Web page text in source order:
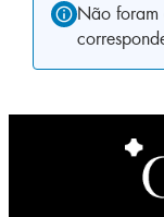
Não foram